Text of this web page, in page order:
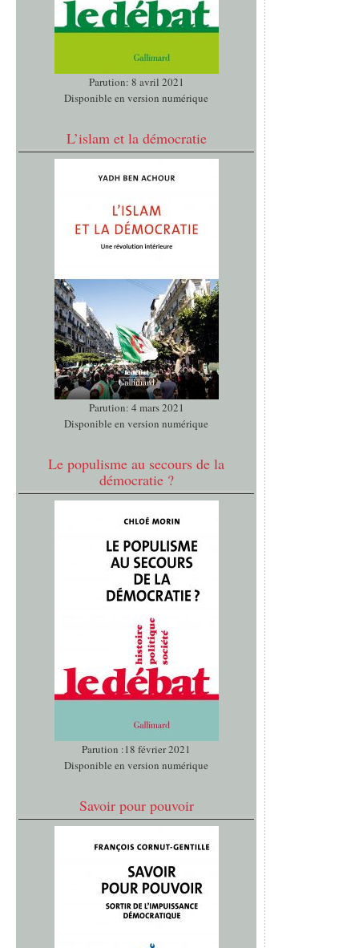
Parution: 8 avril 2021
Disponible en version numérique
L’islam et la démocratie
Parution: 4 mars 2021
Disponible en version numérique
Le populisme au secours de la
démocratie ?
Parution :18 février 2021
Disponible en version numérique
Savoir pour pouvoir